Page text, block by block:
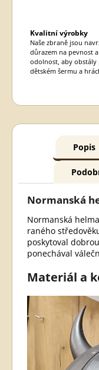
Kvalitní výrobky
Naše zbraně jsou
důrazem na pevnost a
odolnost, aby obstály
dětském šermu a
Popis
Normanská
Normanská
raného
poskytoval
ponechával
Materiál a